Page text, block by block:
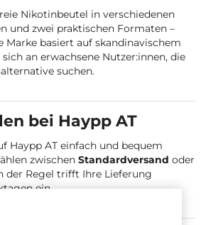
Nikotinbeutel in verschiedenen
und zwei praktischen Formaten –
Marke basiert auf skandinavischem
an erwachsene Nutzer:innen, die
suchen.
bei Haypp AT
Haypp AT einfach und bequem
zwischen Standardversand oder
der Regel trifft Ihre Lieferung
ein.